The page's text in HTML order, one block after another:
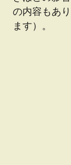
の内容もあ
ます）。